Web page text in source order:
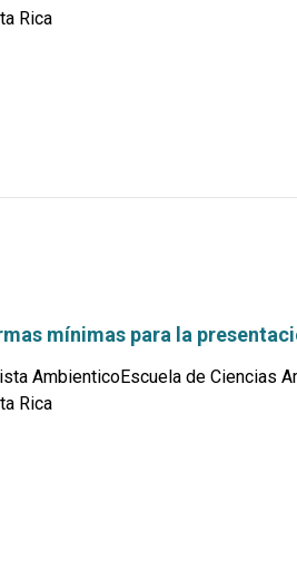
Rica
mínimas para la
AmbienticoEscuela de Ciencias
Rica